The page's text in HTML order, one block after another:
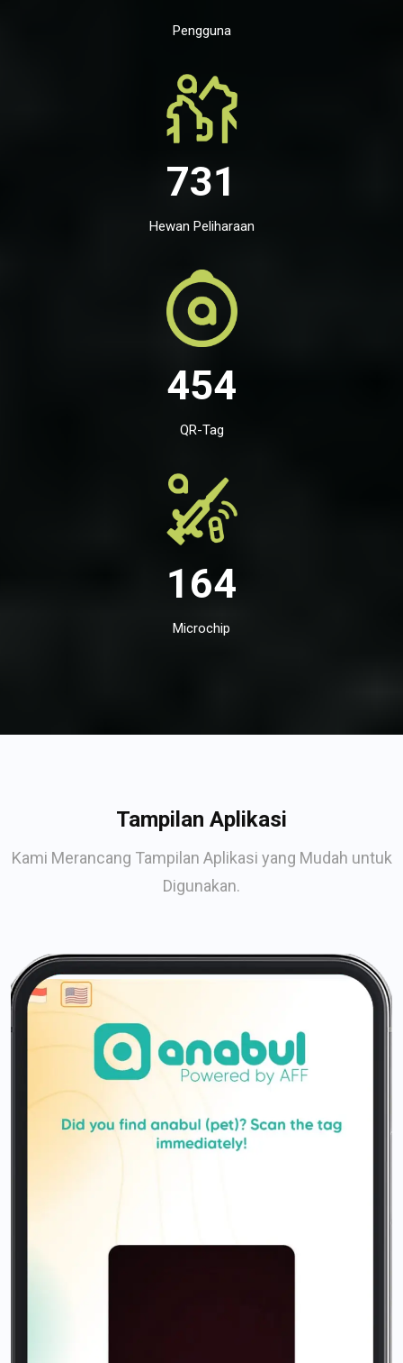
Pengguna
731
Hewan Peliharaan
454
QR-Tag
164
Microchip
Tampilan Aplikasi
Kami Merancang Tampilan Aplikasi yang Mudah untuk
Digunakan.